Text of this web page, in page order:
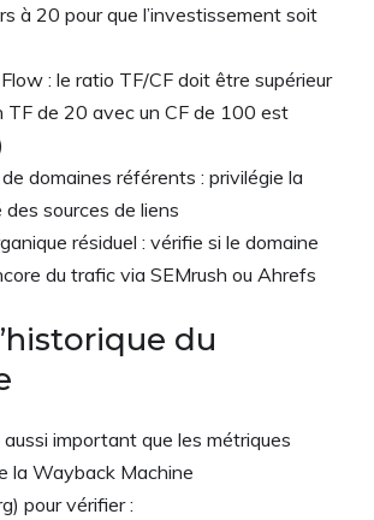
à 20 pour que l’investissement soit
: le ratio TF/CF doit être supérieur
TF de 20 avec un CF de 100 est
domaines référents : privilégie la
sources de liens
résiduel : vérifie si le domaine
du trafic via SEMrush ou Ahrefs
du
aussi important que les métriques
la Wayback Machine
pour vérifier :